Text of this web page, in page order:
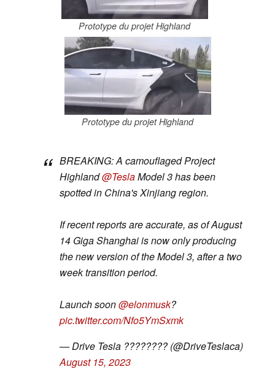
Prototype du projet Highland
Prototype du projet Highland
BREAKING: A camouflaged Project
Highland@TeslaModel 3 has been
spotted in China's Xinjiang region.
If recent reports are accurate, as of August
14 Giga Shanghai is now only producing
the new version of the Model 3, after a two
week transition period.
Launch soon@elonmusk?
pic.twitter.com/Nfo5YmSxmk
— Drive Tesla ???????? (@DriveTeslaca)
August 15, 2023